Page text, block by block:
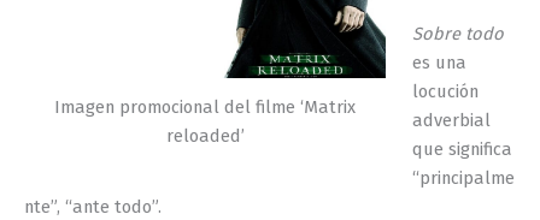
Imagen promocional del filme ‘Matrix
reloaded’
Sobre todo
es una
locución
adverbial
que significa
“principalme
nte”, “ante todo”.